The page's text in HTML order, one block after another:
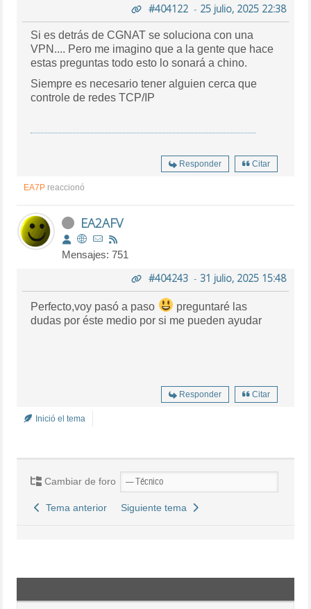
#404122- 25 julio, 2025 22:38
Si es detrás de CGNAT se soluciona con una
VPN.... Pero me imagino que a la gente que hace
estas preguntas todo esto lo sonará a chino.
Siempre es necesario tener alguien cerca que
controle de redes TCP/IP
Responder Citar
EA7P reaccionó
EA2AFV
Mensajes: 751
#404243- 31 julio, 2025 15:48
Perfecto,voy pasó a paso
preguntaré las
dudas por éste medio por si me pueden ayudar
Responder Citar
Inició el tema
Cambiar de foro
Tema anterior Siguiente tema